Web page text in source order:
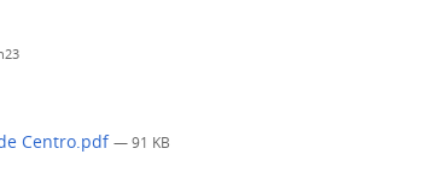
Centro.pdf— 91 KB